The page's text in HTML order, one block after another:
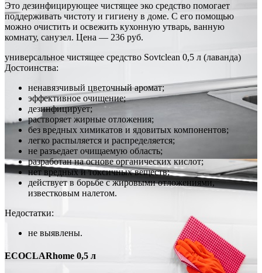
Это дезинфицирующее чистящее эко средство помогает
поддерживать чистоту и гигиену в доме. С его помощью
можно очистить и освежить кухонную утварь, ванную
комнату, санузел. Цена — 236 руб.
универсальное чистящее средство Sovtclean 0,5 л (лаванда)
Достоинства:
ненавязчивый цветочный аромат;
эффективное очищение;
дезинфицирует;
растворяет жирные отложения;
без вредных химикатов и ядовитых компонентов;
легко распыляется и распределяется;
не разъедает очищаемую область;
разработан на основе органических кислот;
нет вредных и токсичных веществ;
действует в борьбе с жировыми отложениями,
известковым налетом.
Недостатки:
не выявлены.
ECOCLARhome 0,5 л